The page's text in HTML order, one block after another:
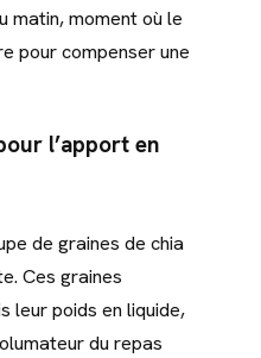
matin, moment où le
pour compenser une
l’apport en
de graines de chia
Ces graines
leur poids en liquide,
du repas